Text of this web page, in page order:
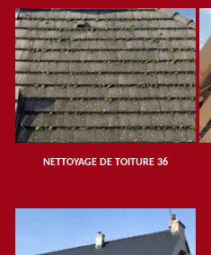
NETTOYAGE DE TOITURE 36